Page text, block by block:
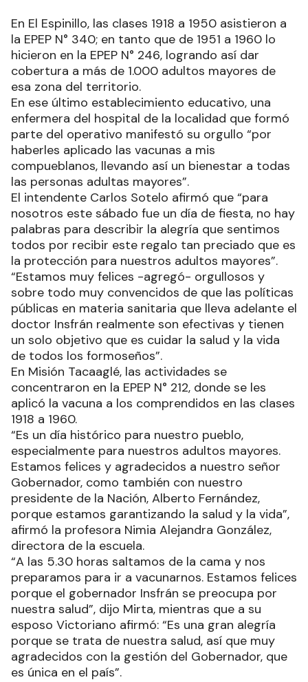
En El Espinillo, las clases 1918 a 1950 asistieron a
la EPEP N° 340; en tanto que de 1951 a 1960 lo
hicieron en la EPEP N° 246, logrando así dar
cobertura a más de 1.000 adultos mayores de
esa zona del territorio.
En ese último establecimiento educativo, una
enfermera del hospital de la localidad que formó
parte del operativo manifestó su orgullo “por
haberles aplicado las vacunas a mis
compueblanos, llevando así un bienestar a todas
las personas adultas mayores”.
El intendente Carlos Sotelo afirmó que “para
nosotros este sábado fue un día de fiesta, no hay
palabras para describir la alegría que sentimos
todos por recibir este regalo tan preciado que es
la protección para nuestros adultos mayores”.
“Estamos muy felices -agregó- orgullosos y
sobre todo muy convencidos de que las políticas
públicas en materia sanitaria que lleva adelante el
doctor Insfrán realmente son efectivas y tienen
un solo objetivo que es cuidar la salud y la vida
de todos los formoseños”.
En Misión Tacaaglé, las actividades se
concentraron en la EPEP N° 212, donde se les
aplicó la vacuna a los comprendidos en las clases
1918 a 1960.
“Es un día histórico para nuestro pueblo,
especialmente para nuestros adultos mayores.
Estamos felices y agradecidos a nuestro señor
Gobernador, como también con nuestro
presidente de la Nación, Alberto Fernández,
porque estamos garantizando la salud y la vida”,
afirmó la profesora Nimia Alejandra González,
directora de la escuela.
“A las 5.30 horas saltamos de la cama y nos
preparamos para ir a vacunarnos. Estamos felices
porque el gobernador Insfrán se preocupa por
nuestra salud”, dijo Mirta, mientras que a su
esposo Victoriano afirmó: “Es una gran alegría
porque se trata de nuestra salud, así que muy
agradecidos con la gestión del Gobernador, que
es única en el país”.